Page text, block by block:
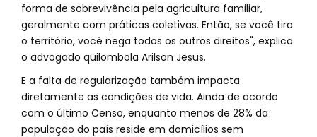
forma de sobrevivência pela agricultura familiar,
geralmente com práticas coletivas. Então, se você tira
o território, você nega todos os outros direitos", explica
o advogado quilombola Arilson Jesus.
E a falta de regularização também impacta
diretamente as condições de vida. Ainda de acordo
com o último Censo, enquanto menos de 28% da
população do país reside em domicílios sem